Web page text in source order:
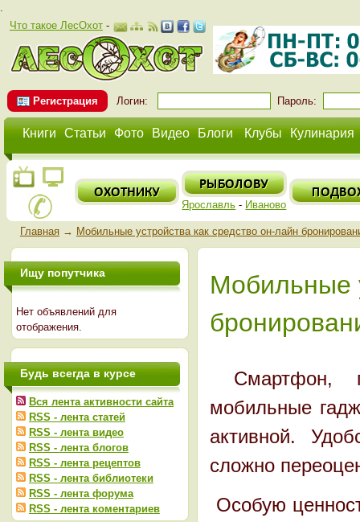
.
Что такое ЛесОхот-
Регистрация Логин: Пароль:
Книги Статьи Фото Видео Блоги Клубы Кулинария
Ярославль - Иваново
Главная→ Мобильные устройства как средство он-лайн
Мобильные
Смартфон,
мобильные
активной.
сложно
Особую
Ищу попутчика
Нет объявлений для
отображения.
Будь всегда в курсе
Вся лента активности сайта
RSS - лента статей
RSS - лента видео
RSS - лента блогов
RSS - лента рецептов
RSS - лента библиотеки
RSS - лента форума
RSS - лента коментариев